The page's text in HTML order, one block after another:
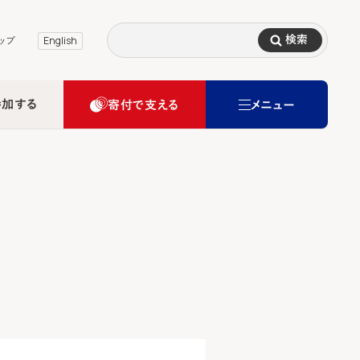
プ English 検索
する 寄付で支える メニュー